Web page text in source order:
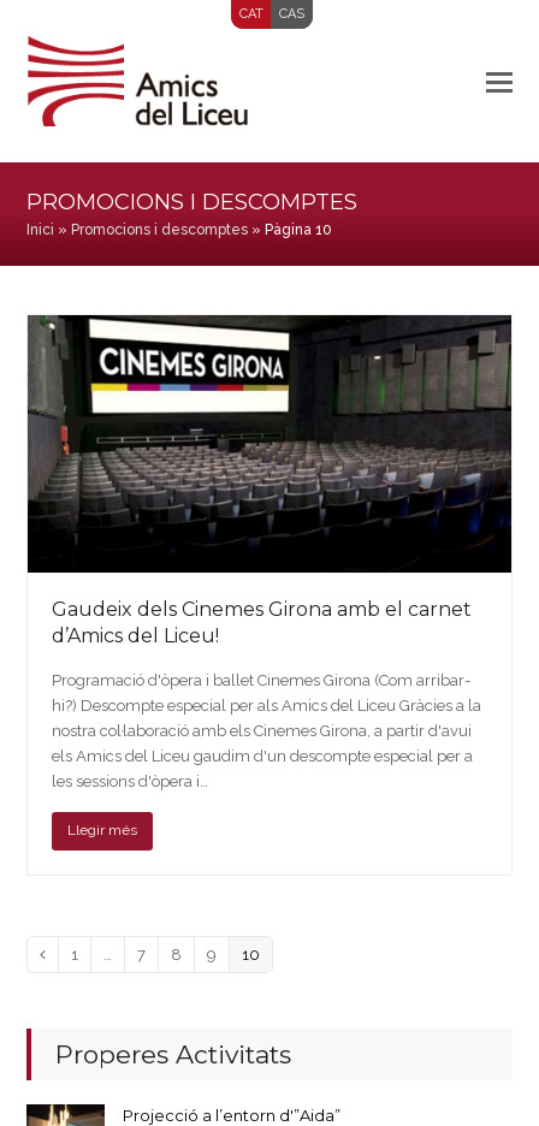
CAT CAS
PROMOCIONS I DESCOMPTES
Inici » Promocions i descomptes » Pàgina 10
Gaudeix dels Cinemes Girona amb el carnet
d’Amics del Liceu!
Programació d'òpera i ballet Cinemes Girona (Com arribar-
hi?) Descompte especial per als Amics del Liceu Gràcies a la
nostra col·laboració amb els Cinemes Girona, a partir d'avui
els Amics del Liceu gaudim d'un descompte especial per a
les sessions d'òpera i…
Llegir més
Previous
Page
1 Page
7 Page
8 Page
9 Page
10
Properes Activitats
Projecció a l’entorn d'”Aida”